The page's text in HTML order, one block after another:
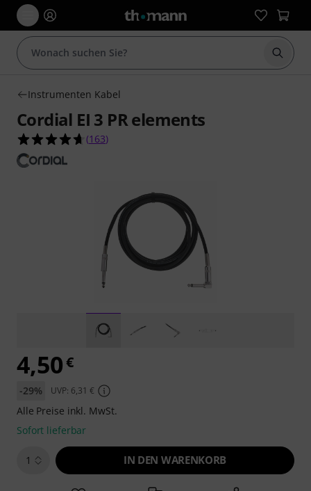
Suche
Instrumenten Kabel
Cordial EI 3 PR elements
4.6 von 5 Sternen aus 163 Kundenbewertungen
(163)
4,50€
-29% UVP: 6,31 €
Alle Preise inkl. MwSt.
Sofort lieferbar
1 IN DEN WARENKORB